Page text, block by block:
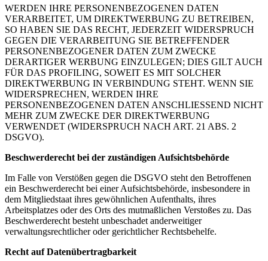
WERDEN IHRE PERSONENBEZOGENEN DATEN
VERARBEITET, UM DIREKTWERBUNG ZU BETREIBEN,
SO HABEN SIE DAS RECHT, JEDERZEIT WIDERSPRUCH
GEGEN DIE VERARBEITUNG SIE BETREFFENDER
PERSONENBEZOGENER DATEN ZUM ZWECKE
DERARTIGER WERBUNG EINZULEGEN; DIES GILT AUCH
FÜR DAS PROFILING, SOWEIT ES MIT SOLCHER
DIREKTWERBUNG IN VERBINDUNG STEHT. WENN SIE
WIDERSPRECHEN, WERDEN IHRE
PERSONENBEZOGENEN DATEN ANSCHLIESSEND NICHT
MEHR ZUM ZWECKE DER DIREKTWERBUNG
VERWENDET (WIDERSPRUCH NACH ART. 21 ABS. 2
DSGVO).
Beschwerde­recht bei der zuständigen Aufsichts­behörde
Im Falle von Verstößen gegen die DSGVO steht den Betroffenen
ein Beschwerderecht bei einer Aufsichtsbehörde, insbesondere in
dem Mitgliedstaat ihres gewöhnlichen Aufenthalts, ihres
Arbeitsplatzes oder des Orts des mutmaßlichen Verstoßes zu. Das
Beschwerderecht besteht unbeschadet anderweitiger
verwaltungsrechtlicher oder gerichtlicher Rechtsbehelfe.
Recht auf Daten­übertrag­barkeit